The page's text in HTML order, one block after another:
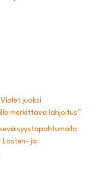
juoksi
merkittävä lahjoitus”
ja